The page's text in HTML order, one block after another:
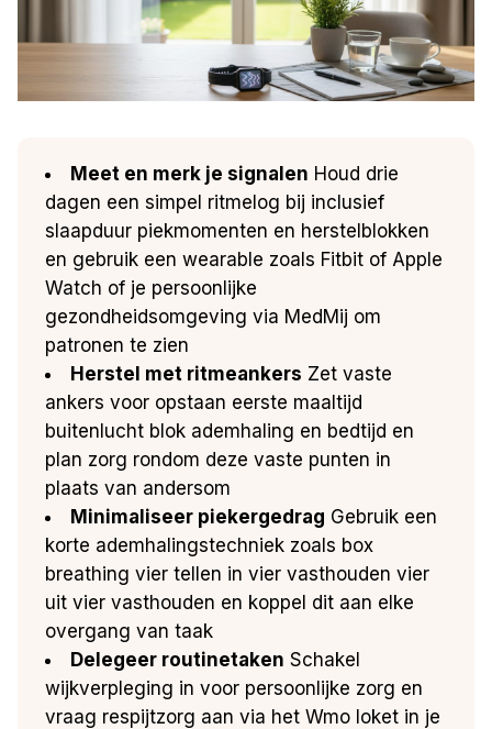
Meet en merk je signalen Houd drie
dagen een simpel ritmelog bij inclusief
slaapduur piekmomenten en herstelblokken
en gebruik een wearable zoals Fitbit of Apple
Watch of je persoonlijke
gezondheidsomgeving via MedMij om
patronen te zien
Herstel met ritmeankers Zet vaste
ankers voor opstaan eerste maaltijd
buitenlucht blok ademhaling en bedtijd en
plan zorg rondom deze vaste punten in
plaats van andersom
Minimaliseer piekergedrag Gebruik een
korte ademhalingstechniek zoals box
breathing vier tellen in vier vasthouden vier
uit vier vasthouden en koppel dit aan elke
overgang van taak
Delegeer routinetaken Schakel
wijkverpleging in voor persoonlijke zorg en
vraag respijtzorg aan via het Wmo loket in je